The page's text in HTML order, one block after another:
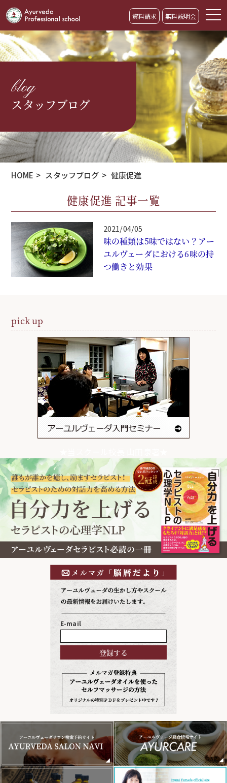
資料請求 無料説明会
blog
スタッフブログ
HOME > スタッフブログ > 健康促進
健康促進 記事一覧
2021/04/05
味の種類は5味ではない？アー
ユルヴェーダにおける6味の持
つ働きと効果
pick up
E-mail